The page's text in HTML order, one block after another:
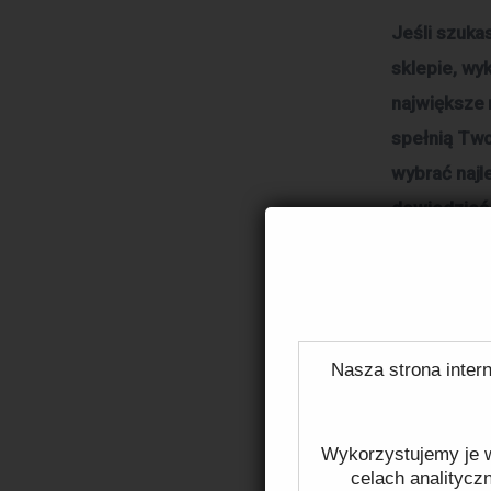
Nasza strona
Wykorzystujemy je
celach
Jeśli
sklepie,
największe
spełnią
wybrać
rodzaje
plusy i